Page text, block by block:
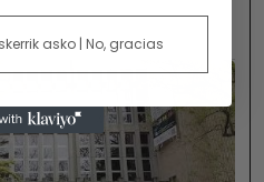
asko | No, gracias